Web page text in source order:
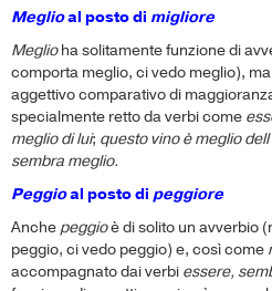
Meglioal posto di migliore
Meglioha solitamente funzione di
comporta meglio, ci vedo meglio),
aggettivo comparativo di
specialmente retto da verbi come
meglio di lui; questo vino è meglio
sembra meglio.
Peggioal posto di peggiore
Anchepeggioè di solito un avverbio
peggio, ci vedo peggio) e, così come
accompagnato dai verbi essere,